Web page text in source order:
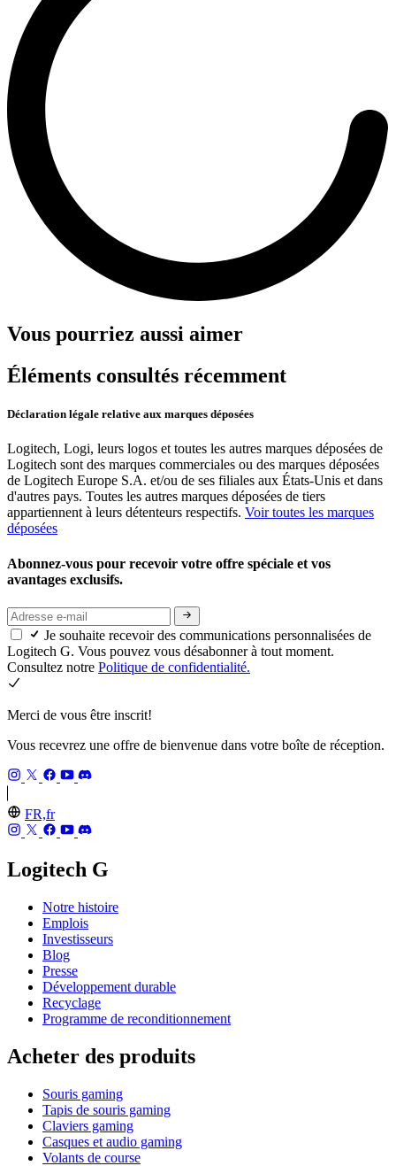
Vous pourriez aussi aimer
Éléments consultés récemment
Déclaration légale relative aux marques déposées
Logitech, Logi, leurs logos et toutes les autres marques déposées de
Logitech sont des marques commerciales ou des marques déposées
de Logitech Europe S.A. et/ou de ses filiales aux États-Unis et dans
d'autres pays. Toutes les autres marques déposées de tiers
appartiennent à leurs détenteurs respectifs. Voir toutes les marques
déposées
Abonnez-vous pour recevoir votre offre spéciale et vos
avantages exclusifs.
Je souhaite recevoir des communications personnalisées de
Logitech G. Vous pouvez vous désabonner à tout moment.
Consultez notre Politique de confidentialité.
Merci de vous être inscrit!
Vous recevrez une offre de bienvenue dans votre boîte de réception.
FR,fr
Logitech G
Notre histoire
Emplois
Investisseurs
Blog
Presse
Développement durable
Recyclage
Programme de reconditionnement
Acheter des produits
Souris gaming
Tapis de souris gaming
Claviers gaming
Casques et audio gaming
Volants de course